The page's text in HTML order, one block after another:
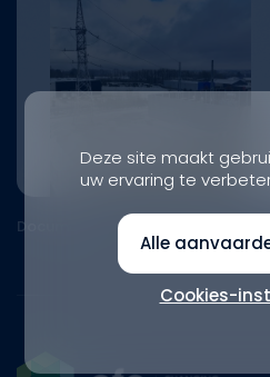
Document
Deze site maakt
uw ervaring te
Alle
Cookies-